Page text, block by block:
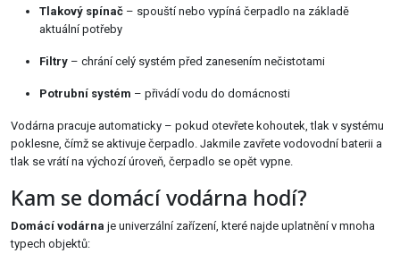
Tlakový spínač – spouští nebo vypíná čerpadlo na základě
aktuální potřeby
Filtry – chrání celý systém před zanesením nečistotami
Potrubní systém – přivádí vodu do domácnosti
Vodárna pracuje automaticky – pokud otevřete kohoutek, tlak v systému
poklesne, čímž se aktivuje čerpadlo. Jakmile zavřete vodovodní baterii a
tlak se vrátí na výchozí úroveň, čerpadlo se opět vypne.
Kam se domácí vodárna hodí?
Domácí vodárna je univerzální zařízení, které najde uplatnění v mnoha
typech objektů: